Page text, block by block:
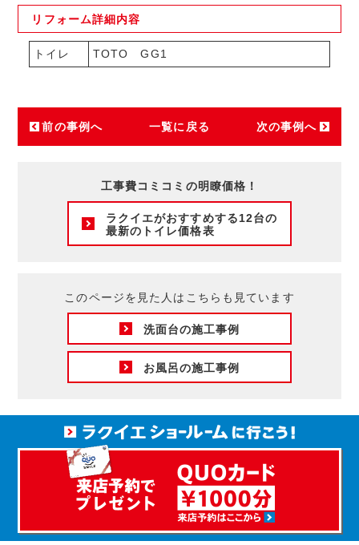
リフォーム詳細内容
トイレ TOTO GG1
前の事例へ 一覧に戻る 次の事例へ
工事費コミコミの明瞭価格！
ラクイエがおすすめする12台の
最新のトイレ価格表
このページを見た人はこちらも見ています
洗面台の施工事例
お風呂の施工事例